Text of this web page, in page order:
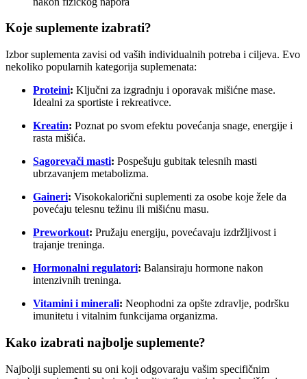
Koje suplemente izabrati?
Izbor suplementa zavisi od vaših individualnih potreba i ciljeva. Evo
nekoliko popularnih kategorija suplemenata:
Proteini: Ključni za izgradnju i oporavak mišićne mase.
Idealni za sportiste i rekreativce.
Kreatin: Poznat po svom efektu povećanja snage, energije i
rasta mišića.
Sagorevači masti: Pospešuju gubitak telesnih masti
ubrzavanjem metabolizma.
Gaineri: Visokokalorični suplementi za osobe koje žele da
povećaju telesnu težinu ili mišićnu masu.
Preworkout: Pružaju energiju, povećavaju izdržljivost i
trajanje treninga.
Hormonalni regulatori: Balansiraju hormone nakon
intenzivnih treninga.
Vitamini i minerali: Neophodni za opšte zdravlje, podršku
imunitetu i vitalnim funkcijama organizma.
Kako izabrati najbolje suplemente?
Najbolji suplementi su oni koji odgovaraju vašim specifičnim